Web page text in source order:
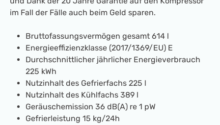
im Fall der Fälle auch beim Geld sparen.
Bruttofassungsvermögen gesamt 614 l
Energieeffizienzklasse (2017/1369/EU) E
Durchschnittlicher jährlicher Energieverbrauch
225 kWh
Nutzinhalt des Gefrierfachs 225 l
Nutzinhalt des Kühlfachs 389 l
Geräuschemission 36 dB(A) re 1 pW
Gefrierleistung 15 kg/24h